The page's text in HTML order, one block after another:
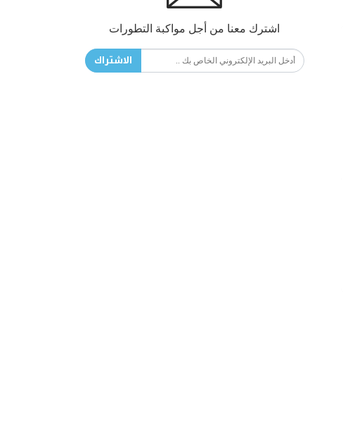
اشترك معنا من أجل مواكبة التطورات
الاشتراك